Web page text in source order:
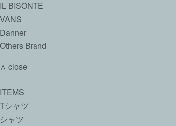
IL BISONTE
VANS
Danner
Others Brand
∧ close
ITEMS
Tシャツ
シャツ